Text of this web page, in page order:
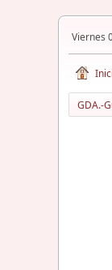
Viernes
GDA.-